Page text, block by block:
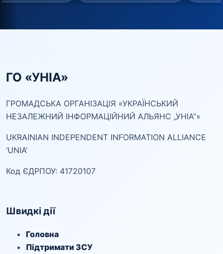
ГО «УНІА»
ГРОМАДСЬКА ОРГАНІЗАЦІЯ «УКРАЇНСЬКИЙ
НЕЗАЛЕЖНИЙ ІНФОРМАЦІЙНИЙ АЛЬЯНС „УНІА“»
UKRAINIAN INDEPENDENT INFORMATION ALLIANCE
‘UNIA’
Код ЄДРПОУ: 41720107
Швидкі дії
Головна
Підтримати ЗСУ